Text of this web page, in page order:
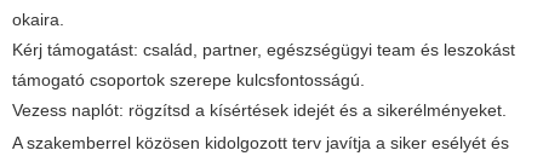
okaira.
Kérj támogatást: család, partner, egészségügyi team és leszokást
támogató csoportok szerepe kulcsfontosságú.
Vezess naplót: rögzítsd a kísértések idejét és a sikerélményeket.
A szakemberrel közösen kidolgozott terv javítja a siker esélyét és